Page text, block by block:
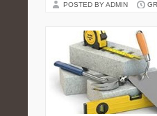
POSTED BY ADMIN